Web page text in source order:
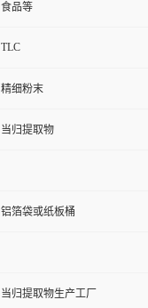
食品等
TLC
精细粉末
当归提取物
铝箔袋或纸板桶
当归提取物生产工厂